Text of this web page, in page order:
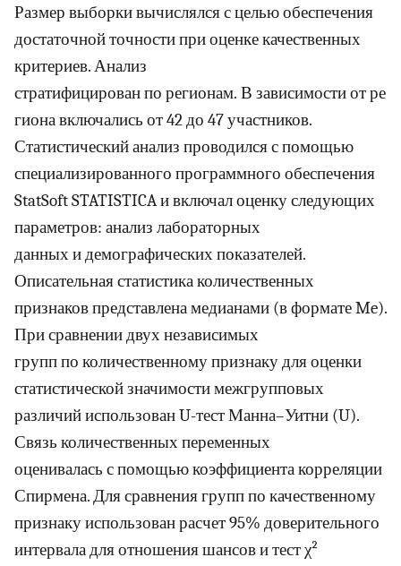
Размер выборки вычислялся с целью обеспечения
достаточной точности при оценке качественных
критериев. Анализ
стратифицирован по регионам. В зависимости от ре
гиона включались от 42 до 47 участников.
Статистический анализ проводился с помощью
специализированного программного обеспечения
StatSoft STATISTICA и включал оценку следующих
параметров: анализ лабораторных
данных и демографических показателей.
Описательная статистика количественных
признаков представлена медианами (в формате Me).
При сравнении двух независимых
групп по количественному признаку для оценки
статистической значимости межгрупповых
различий использован U-тест Манна–Уитни (U).
Связь количественных переменных
оценивалась с помощью коэффициента корреляции
Спирмена. Для сравнения групп по качественному
признаку использован расчет 95% доверительного
интервала для отношения шансов и тест χ²